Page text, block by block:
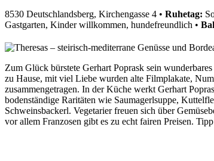
8530 Deutschlandsberg, Kirchengasse 4 • Ruhetag:
Gastgarten, Kinder willkommen, hundefreundlich •
Zum Glück bürstete Gerhart Poprask sein
zu Hause, mit viel Liebe wurden alte Filmplakate,
zusammengetragen. In der Küche werkt Gerhart
bodenständige Raritäten wie Saumagerlsuppe,
Schweinsbackerl. Vegetarier freuen sich über
vor allem Franzosen gibt es zu echt fairen Preisen.